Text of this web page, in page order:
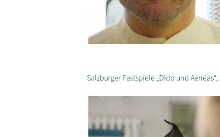
Salzburger Festspiele „Dido und Aeneas“,